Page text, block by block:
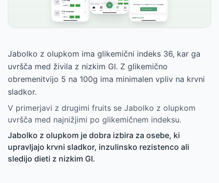
Jabolko z olupkom ima glikemični indeks 36, kar ga
uvršča med živila z nizkim GI. Z glikemično
obremenitvijo 5 na 100g ima minimalen vpliv na krvni
sladkor.
V primerjavi z drugimi fruits se Jabolko z olupkom
uvršča med najnižjimi po glikemičnem indeksu.
Jabolko z olupkom je dobra izbira za osebe, ki
upravljajo krvni sladkor, inzulinsko rezistenco ali
sledijo dieti z nizkim GI.